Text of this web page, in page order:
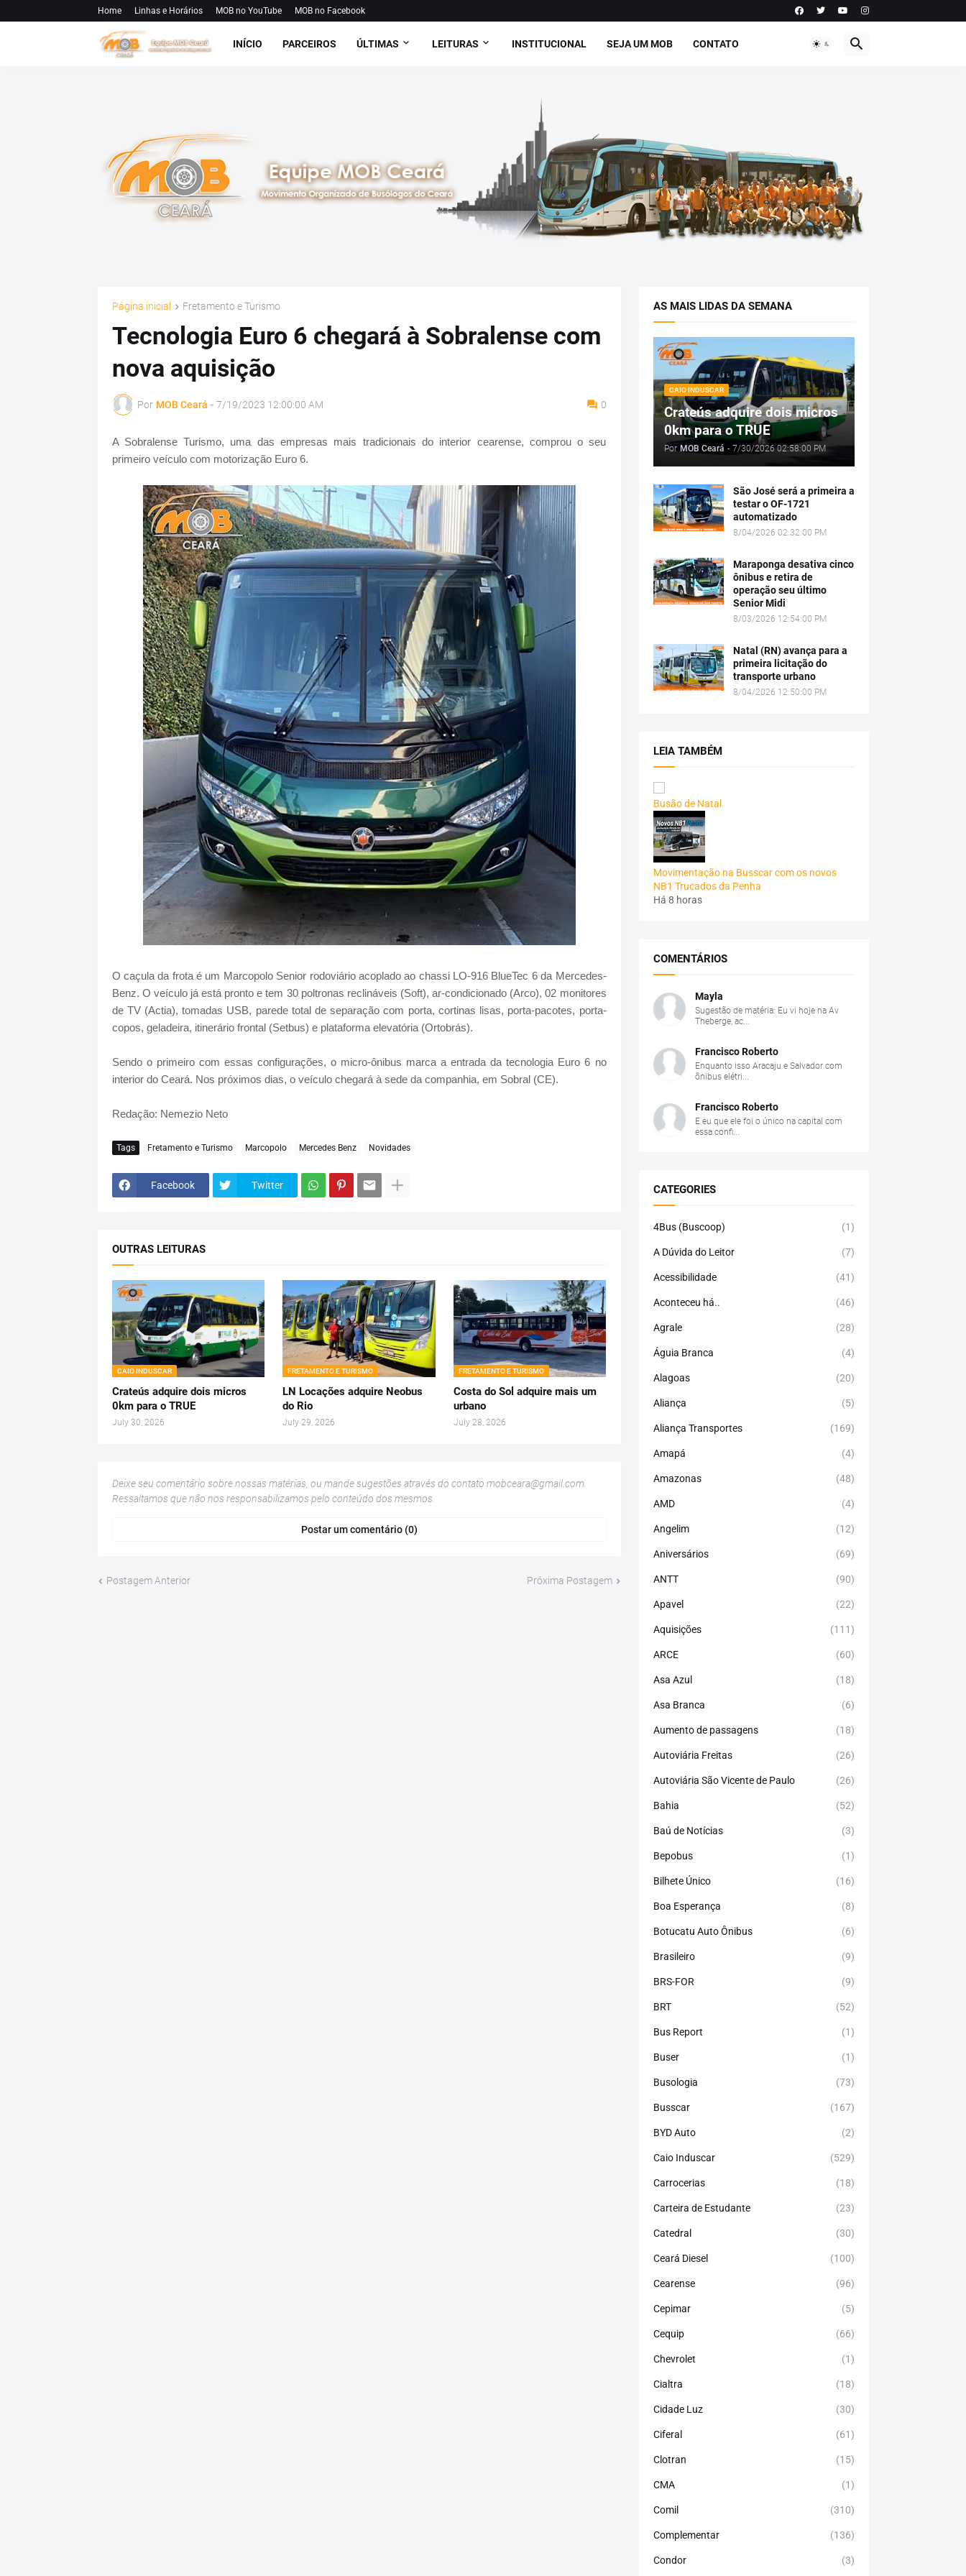
Home Linhas e Horários MOB no YouTube MOB no Facebook
INÍCIO PARCEIROS ÚLTIMAS LEITURAS INSTITUCIONAL SEJA UM MOB CONTATO
Página inicial Fretamento e Turismo
Tecnologia Euro 6 chegará à Sobralense com
nova aquisição
Por MOB Ceará - 7/19/2023 12:00:00 AM 0
A Sobralense Turismo, uma das empresas mais tradicionais do interior cearense, comprou o seu
primeiro veículo com motorização Euro 6.
O caçula da frota é um Marcopolo Senior rodoviário acoplado ao chassi LO-916 BlueTec 6 da Mercedes-
Benz. O veículo já está pronto e tem 30 poltronas reclináveis (Soft), ar-condicionado (Arco), 02 monitores
de TV (Actia), tomadas USB, parede total de separação com porta, cortinas lisas, porta-pacotes, porta-
copos, geladeira, itinerário frontal (Setbus) e plataforma elevatória (Ortobrás).
Sendo o primeiro com essas configurações, o micro-ônibus marca a entrada da tecnologia Euro 6 no
interior do Ceará. Nos próximos dias, o veículo chegará à sede da companhia, em Sobral (CE).
Redação: Nemezio Neto
Tags Fretamento e Turismo Marcopolo Mercedes Benz Novidades
Facebook Twitter
OUTRAS LEITURAS
CAIO INDUSCAR
Crateús adquire dois micros
0km para o TRUE
July 30, 2026
FRETAMENTO E TURISMO
LN Locações adquire Neobus
do Rio
July 29, 2026
FRETAMENTO E TURISMO
Costa do Sol adquire mais um
urbano
July 28, 2026
Deixe seu comentário sobre nossas matérias, ou mande sugestões através do contato mobceara@gmail.com.
Ressaltamos que não nos responsabilizamos pelo conteúdo dos mesmos.
Postar um comentário (0)
Postagem Anterior Próxima Postagem
AS MAIS LIDAS DA SEMANA
CAIO INDUSCAR
Crateús adquire dois micros
0km para o TRUE
Por MOB Ceará - 7/30/2026 02:58:00 PM
São José será a primeira a
testar o OF-1721
automatizado
8/04/2026 02:32:00 PM
Maraponga desativa cinco
ônibus e retira de
operação seu último
Senior Midi
8/03/2026 12:54:00 PM
Natal (RN) avança para a
primeira licitação do
transporte urbano
8/04/2026 12:50:00 PM
LEIA TAMBÉM
Busão de Natal
Movimentação na Busscar com os novos
NB1 Trucados da Penha
Há 8 horas
COMENTÁRIOS
Mayla
Sugestão de matéria: Eu vi hoje na Av
Theberge, ac...
Francisco Roberto
Enquanto isso Aracaju e Salvador com
ônibus elétri...
Francisco Roberto
E eu que ele foi o único na capital com
essa confi...
CATEGORIES
4Bus (Buscoop) (1)
A Dúvida do Leitor (7)
Acessibilidade (41)
Aconteceu há.. (46)
Agrale (28)
Águia Branca (4)
Alagoas (20)
Aliança (5)
Aliança Transportes (169)
Amapá (4)
Amazonas (48)
AMD (4)
Angelim (12)
Aniversários (69)
ANTT (90)
Apavel (22)
Aquisições (111)
ARCE (60)
Asa Azul (18)
Asa Branca (6)
Aumento de passagens (18)
Autoviária Freitas (26)
Autoviária São Vicente de Paulo (26)
Bahia (52)
Baú de Notícias (3)
Bepobus (1)
Bilhete Único (16)
Boa Esperança (8)
Botucatu Auto Ônibus (6)
Brasileiro (9)
BRS-FOR (9)
BRT (52)
Bus Report (1)
Buser (1)
Busologia (73)
Busscar (167)
BYD Auto (2)
Caio Induscar (529)
Carrocerias (18)
Carteira de Estudante (23)
Catedral (30)
Ceará Diesel (100)
Cearense (96)
Cepimar (5)
Cequip (66)
Chevrolet (1)
Cialtra (18)
Cidade Luz (30)
Ciferal (61)
Clotran (15)
CMA (1)
Comil (310)
Complementar (136)
Condor (3)